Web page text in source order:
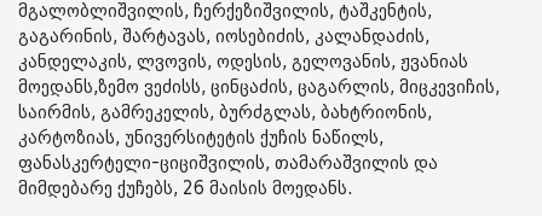
მგალობლიშვილის, ჩერქეზიშვილის, ტაშკენტის,
გაგარინის, შარტავას, იოსებიძის, კალანდაძის,
კანდელაკის, ლვოვის, ოდესის, გელოვანის, ჟვანიას
მოედანს,ზემო ვეძისს, ცინცაძის, ცაგარლის, მიცკევიჩის,
საირმის, გამრეკელის, ბურძგლას, ბახტრიონის,
კარტოზიას, უნივერსიტეტის ქუჩის ნაწილს,
ფანასკერტელი-ციციშვილის, თამარაშვილის და
მიმდებარე ქუჩებს, 26 მაისის მოედანს.